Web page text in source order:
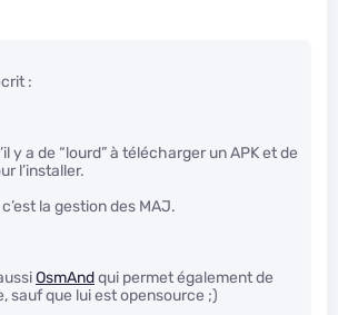
:
y a de “lourd” à télécharger un APK et de
l’installer.
la gestion des MAJ.
OsmAndqui permet également de
sauf que lui est opensource ;)